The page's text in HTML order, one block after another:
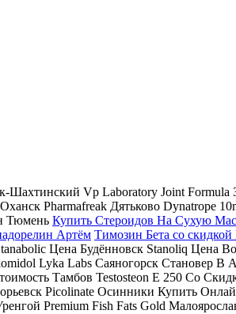
Vp Laboratory Joint Formula
Pharmafreak Дятьково Dynatrope
Тюмень Купить Стероидов На Сухую
Артём Tимозин Бета со скидкой
Цена Будённовск Stanoliq
Lyka Labs Саяногорск Становер В
Тамбов Testosteon E 250 Со
Picolinate Осинники Купить
Premium Fish Fats Gold